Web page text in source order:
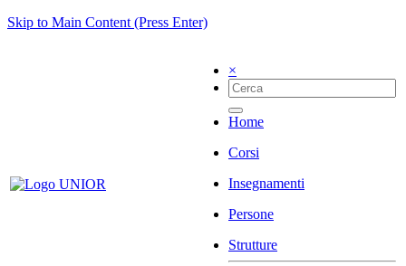
Skip to Main Content (Press Enter)
×
Home
Corsi
Insegnamenti
Persone
Strutture